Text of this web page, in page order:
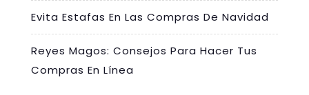
Evita Estafas En Las Compras De Navidad
Reyes Magos: Consejos Para Hacer Tus
Compras En Línea